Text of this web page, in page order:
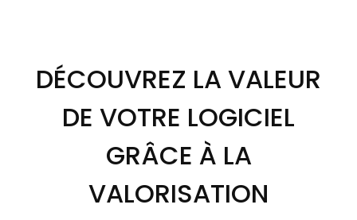
DÉCOUVREZ LA VALEUR
DE VOTRE LOGICIEL
GRÂCE À LA
VALORISATION